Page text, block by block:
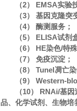
（2） EMSA实验
（3） 基因克隆突
（4） 酶测服务；
（5） ELISA试剂
（6） HE染色/特
（7） 免疫沉淀；
（8） Tunel凋亡染
（9） Western-
（10） RNAi/基
品、化学试剂、生物培